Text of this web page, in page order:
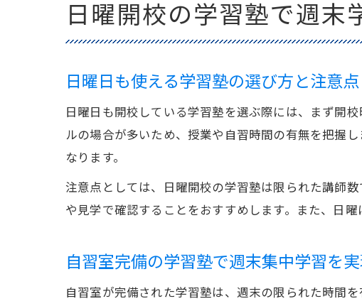
自習
日曜開校の学習塾で週末
日曜日も使える学習塾の選び方と注意点
日曜日も開校している学習塾を選ぶ際には、まず開
ルの場合が多いため、授業や自習時間の有無を把握
なります。
注意点としては、日曜開校の学習塾は限られた講師
や見学で確認することをおすすめします。また、日
自習室完備の学習塾で週末集中学習を
自習室が完備された学習塾は、週末の限られた時間